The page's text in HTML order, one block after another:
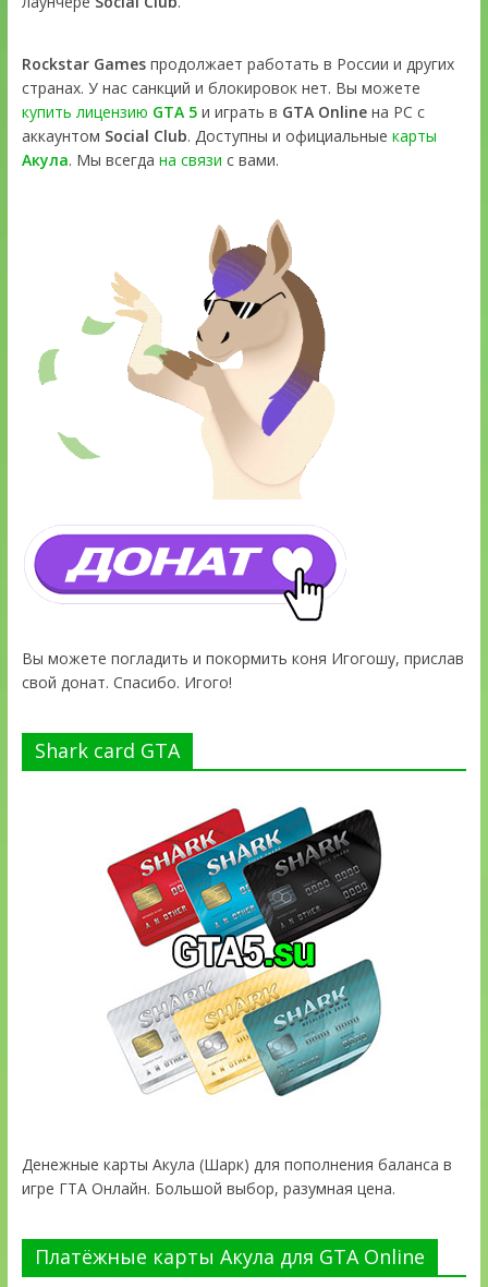
Rockstar Gamesпродолжает работать в России и других
странах. У нас санкций и блокировок нет. Вы можете
купить лицензию GTA 5и играть в GTA Onlineна PC с
аккаунтом Social Club. Доступны и официальные карты
Акула. Мы всегда на связи с вами.
Вы можете погладить и покормить коня Игогошу, прислав
свой донат. Спасибо. Игого!
Shark card GTA
Денежные карты Акула (Шарк) для пополнения баланса в
игре ГТА Онлайн. Большой выбор, разумная цена.
Платёжные карты Акула для GTA Online